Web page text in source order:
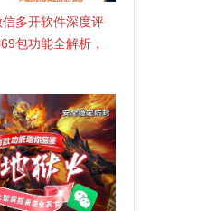
多开软件深度评
包功能全解析，
上架，激活认准